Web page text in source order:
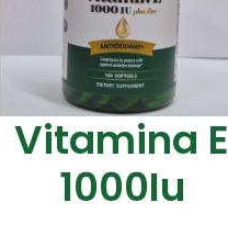
Vitamina E
1000Iu